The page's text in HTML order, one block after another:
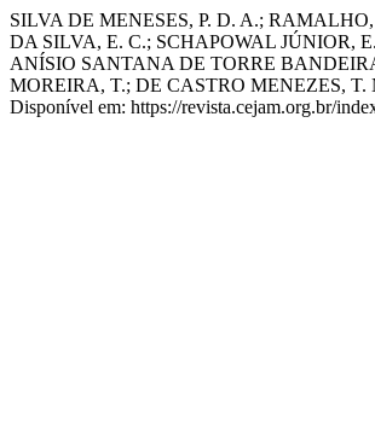
SILVA DE MENESES, P. D. A.;
DA SILVA, E. C.; SCHAPOWAL JÚNIOR,
ANÍSIO SANTANA DE TORRE
MOREIRA, T.; DE CASTRO MENEZES, T.
Disponível em: https://revista.cejam.org.br/